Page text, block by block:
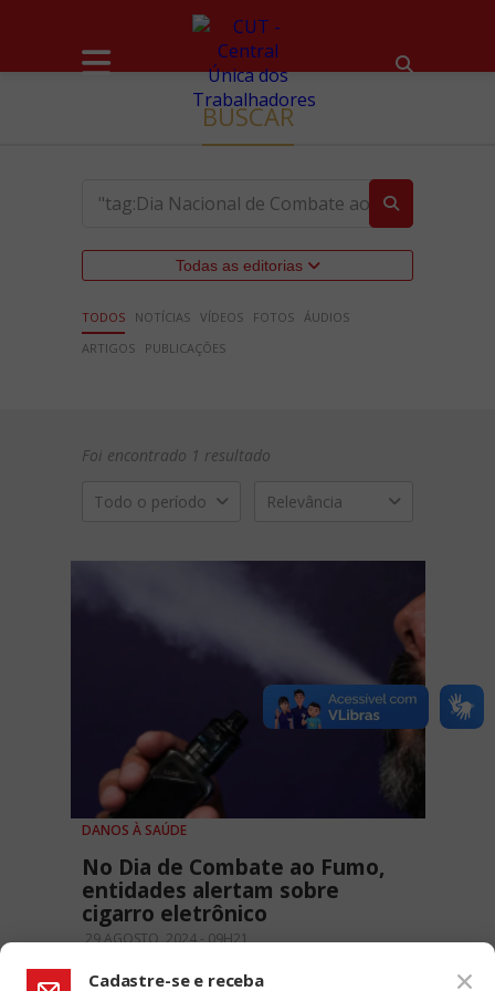
BUSCAR
Todas as editorias
TODOS NOTÍCIAS VÍDEOS FOTOS ÁUDIOS
ARTIGOS
PUBLICAÇÕES
Foi encontrado 1 resultado
Todo o período Relevância
DANOS À SAÚDE
No Dia de Combate ao Fumo,
entidades alertam sobre
cigarro eletrônico
29 AGOSTO, 2024 - 09H21
Cadastre-se e receba